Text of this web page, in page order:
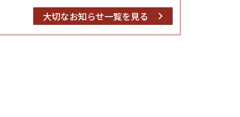
大切なお知らせ一覧を見る